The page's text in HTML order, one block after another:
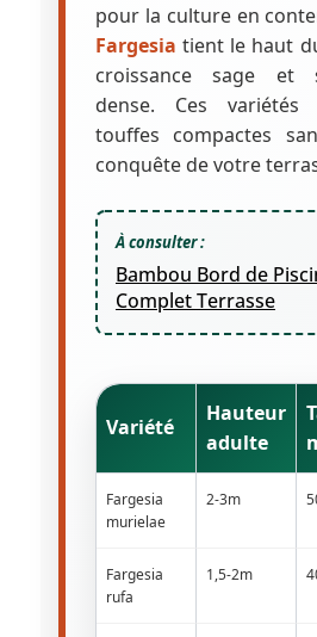
pour la culture en
Fargesia tient le haut
croissance sage et
dense. Ces
touffes compactes
conquête de votre
À consulter :
Bambou Bord de
Complet Terrasse
Variété
Hauteur
adulte
Fargesia
murielae
2-3m
Fargesia
rufa
1,5-2m